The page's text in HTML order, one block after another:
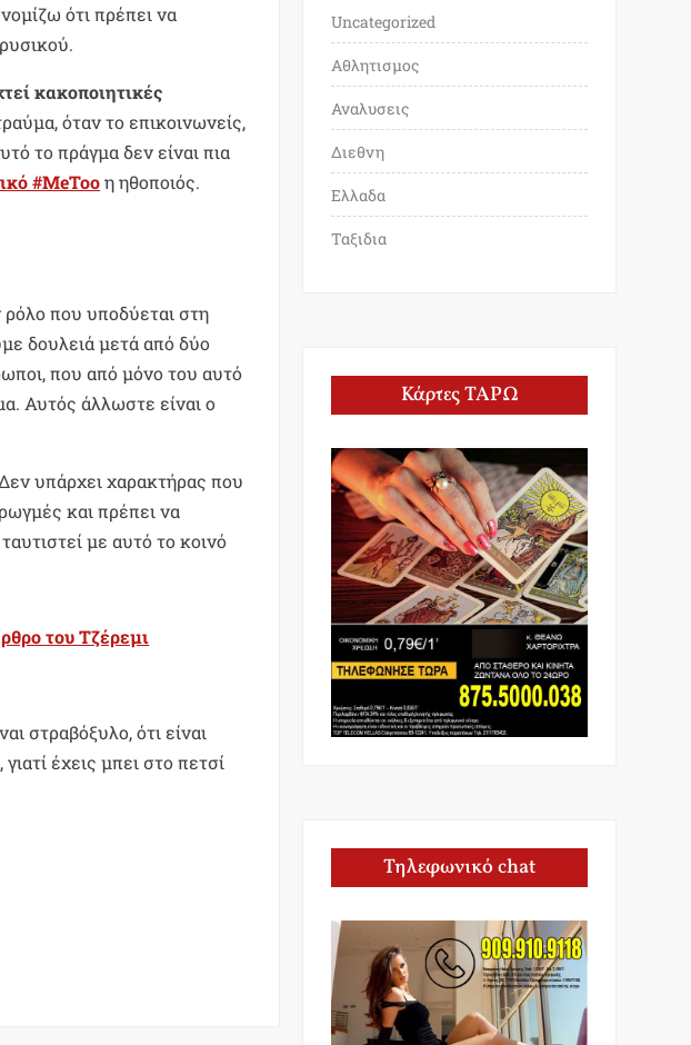
ότι πρέπει να
κακοποιητικές
όταν το επικοινωνείς,
το πράγμα δεν είναι πια
#MeTooη ηθοποιός.
ρόλο που υποδύεται στη
δουλειά μετά από δύο
που από μόνο του αυτό
Αυτός άλλωστε είναι ο
υπάρχει χαρακτήρας που
και πρέπει να
με αυτό το κοινό
του Τζέρεμι
στραβόξυλο, ότι είναι
έχεις μπει στο πετσί
Uncategorized
Αθλητισμος
Αναλυσεις
Διεθνη
Ελλαδα
Ταξιδια
Κάρτες ΤΑΡΩ
Τηλεφωνικό chat